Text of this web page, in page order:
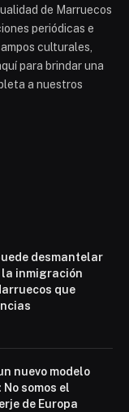
de Marruecos
periódicas e
culturales,
para brindar una
a nuestros
desmantelar
inmigración
que
nuevo modelo
somos el
de Europa